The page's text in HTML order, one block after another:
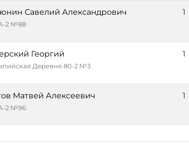
Савелий Александрович
2 №88
1
Георгий
Деревня 80-2 №3
1
Матвей Алексеевич
2 №96
1